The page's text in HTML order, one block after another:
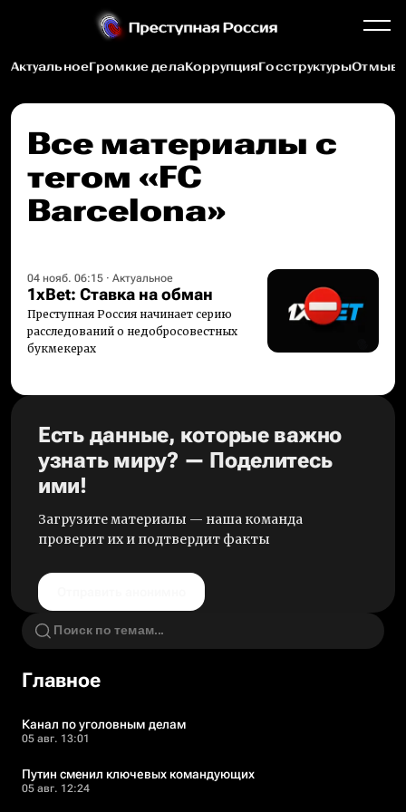
АктуальноеГромкие делаКоррупцияГосструктуры
Все материалы c
тегом «FC
Barcelona»
04 нояб. 06:15 · Актуальное
1xBet: Ставка на обман
Преступная Россия начинает серию
расследований о недобросовестных
букмекерах
Есть данные, которые важно
узнать миру? — Поделитесь
ими!
Загрузите материалы — наша команда
проверит их и подтвердит факты
Главное
Канал по уголовным делам
05 авг. 13:01
Путин сменил ключевых командующих
05 авг. 12:24